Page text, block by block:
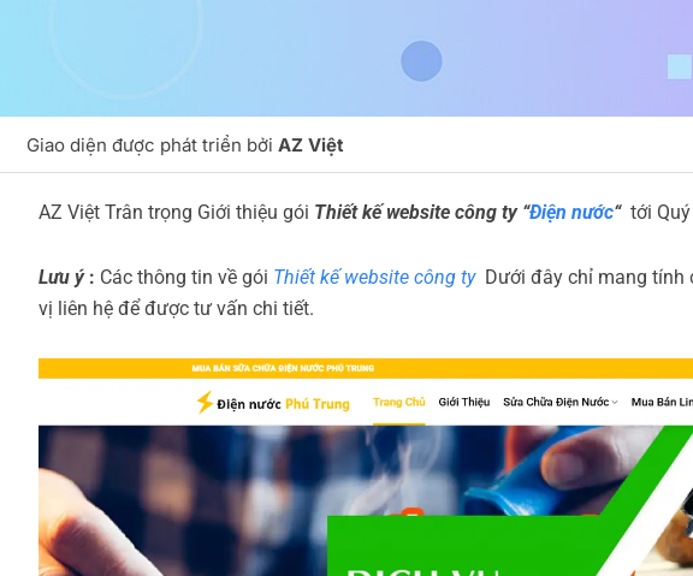
Giao diện được phát triển bởi AZ Việt
AZ Việt Trân trọng Giới thiệu gói Thiết kế website công ty “Điện nước“ tới
Lưu ý: Các thông tin về gói Thiết kế website công ty Dưới đây chỉ mang tính
vị liên hệ để được tư vấn chi tiết.